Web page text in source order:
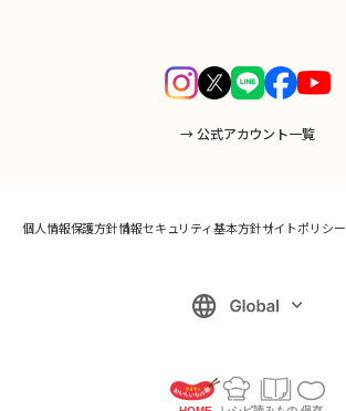
→ 公式アカウント一覧
個人情報保護方針情報セキュリティ基本方針サイトポリシー